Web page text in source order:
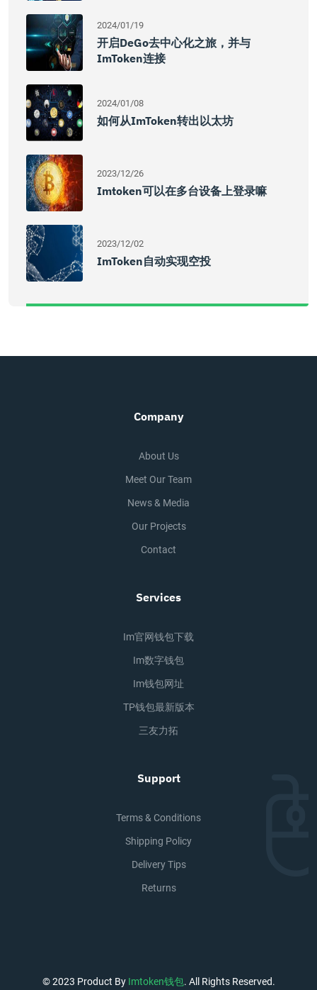
2024/01/19
开启DeGo去中心化之旅，并与
ImToken连接
2024/01/08
如何从imToken转出以太坊
2023/12/26
Imtoken可以在多台设备上登录嘛
2023/12/02
ImToken自动实现空投
Company
About Us
Meet Our Team
News & Media
Our Projects
Contact
Services
Im官网钱包下载
Im数字钱包
Im钱包网址
TP钱包最新版本
三友力拓
Support
Terms & Conditions
Shipping Policy
Delivery Tips
Returns
© 2023 Product By Imtoken钱包. All Rights Reserved.